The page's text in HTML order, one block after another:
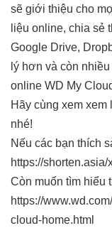
sẽ giới thiệu cho
liệu online, chia sẻ
Google Drive,
lý hơn và còn
online WD My
Hãy cùng xem
nhé!
Nếu các bạn thích
https://shorten.asia/
Còn muốn tìm hiểu
https://
cloud-home.html